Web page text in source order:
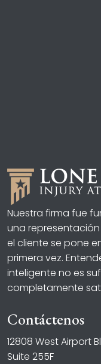
Nuestra firma fue
una
el cliente se pone
primera vez.
inteligente no es
completamente
Contáctenos
12808 West Airport
Suite 255F